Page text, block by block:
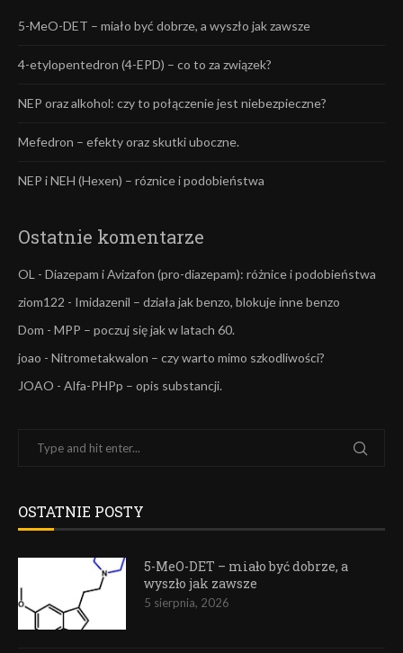
5-MeO-DET – miało być dobrze, a wyszło jak zawsze
4-etylopentedron (4-EPD) – co to za związek?
NEP oraz alkohol: czy to połączenie jest niebezpieczne?
Mefedron – efekty oraz skutki uboczne.
NEP i NEH (Hexen) – róznice i podobieństwa
Ostatnie komentarze
OL - Diazepam i Avizafon (pro-diazepam): różnice i podobieństwa
ziom122 - Imidazenil – działa jak benzo, blokuje inne benzo
Dom - MPP – poczuj się jak w latach 60.
joao - Nitrometakwalon – czy warto mimo szkodliwości?
JOAO - Alfa-PHPp – opis substancji.
OSTATNIE POSTY
5-MeO-DET – miało być dobrze, a
wyszło jak zawsze
5 sierpnia, 2026